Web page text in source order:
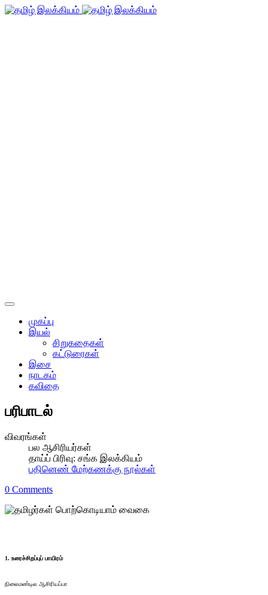
முகப்பு
இயல்
சிறுகதைகள்
கட்டுரைகள்
இசை
நாடகம்
கவிதை
பரிபாடல்
விவரங்கள்
பல ஆசிரியர்கள்
தாய்ப் பிரிவு: சங்க இலக்கியம்
பதினெண் மேற்கணக்கு நூல்கள்
0 Comments
1. உரைச்சிறப்புப் பாயிரம்
நிலைமண்டில ஆசிரியப்பா